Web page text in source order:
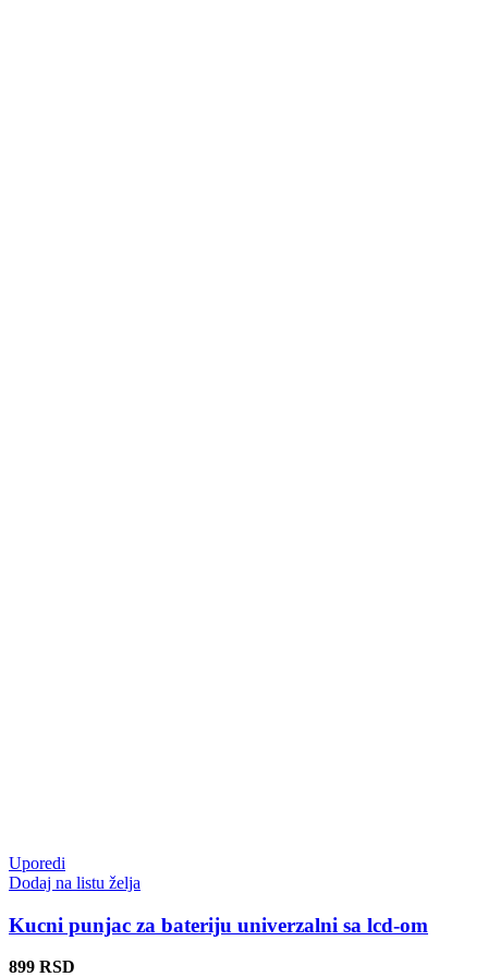
Uporedi
Dodaj na listu želja
Kucni punjac za bateriju univerzalni sa lcd-om
899 RSD